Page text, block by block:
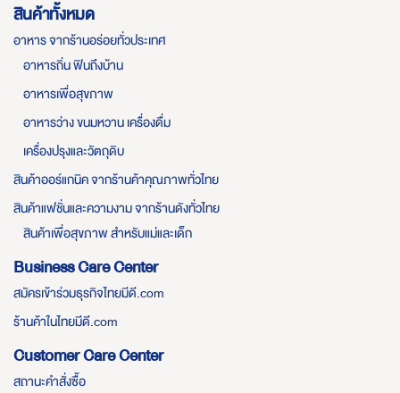
สินค้าทั้งหมด
อาหาร จากร้านอร่อยทั่วประเทศ
อาหารถิ่น ฟินถึงบ้าน
อาหารเพื่อสุขภาพ
อาหารว่าง ขนมหวาน เครื่องดื่ม
เครื่องปรุงและวัตถุดิบ
สินค้าออร์แกนิค จากร้านค้าคุณภาพทั่วไทย
สินค้าแฟชั่นและความงาม จากร้านดังทั่วไทย
สินค้าเพื่อสุขภาพ สำหรับแม่และเด็ก
Business Care Center
สมัครเข้าร่วมธุรกิจไทยมีดี.com
ร้านค้าในไทยมีดี.com
Customer Care Center
สถานะคำสั่งซื้อ